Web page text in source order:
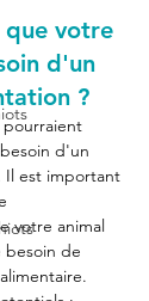
que votre
d'un
?
pourraient
d'un
Il est important
votre animal
de